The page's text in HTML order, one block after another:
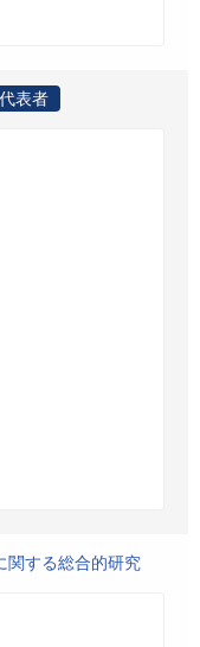
表者
関する総合的研究